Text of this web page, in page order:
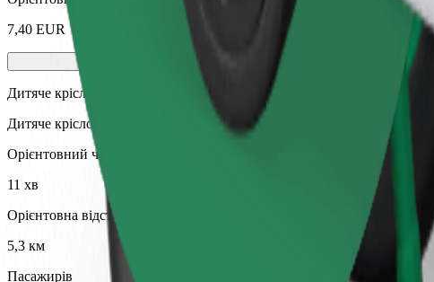
7,40 EUR
Дитяче крісло
Дитяче крісло з ременями безпеки для дітей віком 2–6 років
Орієнтовний час поїздки
11 хв
Орієнтовна відстань
5,3 км
Пасажирів